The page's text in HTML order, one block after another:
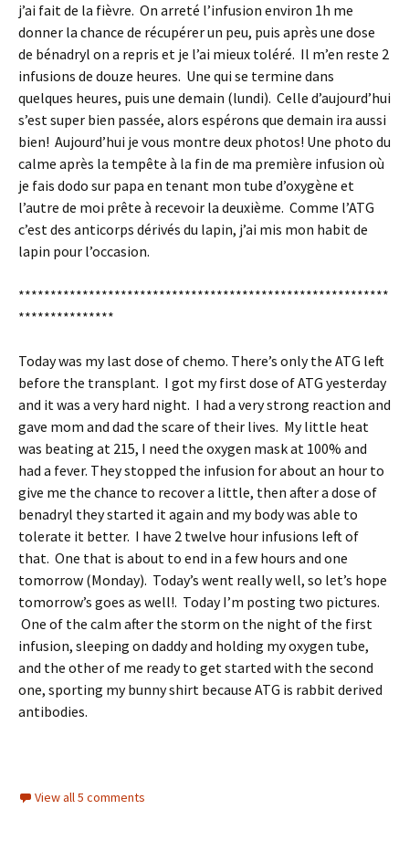
j’ai fait de la fièvre. On arreté l’infusion environ 1h me
donner la chance de récupérer un peu, puis après une dose
de bénadryl on a repris et je l’ai mieux toléré. Il m’en reste 2
infusions de douze heures. Une qui se termine dans
quelques heures, puis une demain (lundi). Celle d’aujourd’hui
s’est super bien passée, alors espérons que demain ira aussi
bien! Aujourd’hui je vous montre deux photos! Une photo du
calme après la tempête à la fin de ma première infusion où
je fais dodo sur papa en tenant mon tube d’oxygène et
l’autre de moi prête à recevoir la deuxième. Comme l’ATG
c’est des anticorps dérivés du lapin, j’ai mis mon habit de
lapin pour l’occasion.
**********************************************************
***************
Today was my last dose of chemo. There’s only the ATG left
before the transplant. I got my first dose of ATG yesterday
and it was a very hard night. I had a very strong reaction and
gave mom and dad the scare of their lives. My little heat
was beating at 215, I need the oxygen mask at 100% and
had a fever. They stopped the infusion for about an hour to
give me the chance to recover a little, then after a dose of
benadryl they started it again and my body was able to
tolerate it better. I have 2 twelve hour infusions left of
that. One that is about to end in a few hours and one
tomorrow (Monday). Today’s went really well, so let’s hope
tomorrow’s goes as well!. Today I’m posting two pictures.
One of the calm after the storm on the night of the first
infusion, sleeping on daddy and holding my oxygen tube,
and the other of me ready to get started with the second
one, sporting my bunny shirt because ATG is rabbit derived
antibodies.
View all 5 comments